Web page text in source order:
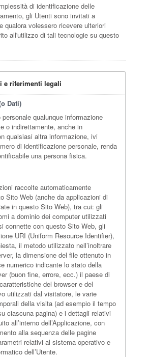
di identificazione delle
gli Utenti sono invitati a
qualora volessero ricevere ulteriori
all'utilizzo di tali tecnologie su questo
e riferimenti legali
Dati)
qualunque informazione
o indirettamente, anche in
qualsiasi altra informazione, ivi
di identificazione personale, renda
una persona fisica.
raccolte automaticamente
Sito Web (anche da applicazioni di
in questo Sito Web), tra cui: gli
a dominio dei computer utilizzati
connette con questo Sito Web, gli
URI (Uniform Resource Identifier),
il metodo utilizzato nell’inoltrare
la dimensione del file ottenuto in
numerico indicante lo stato della
(buon fine, errore, ecc.) il paese di
del browser e del
utilizzati dal visitatore, le varie
della visita (ad esempio il tempo
ciascuna pagina) e i dettagli relativi
all’interno dell’Applicazione, con
alla sequenza delle pagine
relativi al sistema operativo e
dell’Utente.